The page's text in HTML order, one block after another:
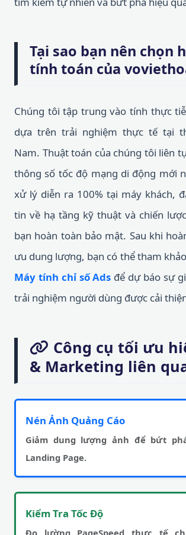
Tại sao bạn nên chọn
tính toán của
Chúng tôi tập trung vào tính thực
dựa trên trải nghiệm thực tế tại
Nam. Thuật toán của chúng tôi liên
thông số tốc độ mạng di động mới
xử lý diễn ra 100% tại máy khách,
tin về hạ tầng kỹ thuật và chiến
bạn hoàn toàn bảo mật. Sau khi
ưu dung lượng, bạn có thể tham
Máy tính chỉ số Ads để dự báo sự
trải nghiệm người dùng được cải
Công cụ tối ưu
& Marketing liên
Nén Ảnh Quảng Cáo
Giảm dung lượng ảnh để bứt
Landing Page.
Kiểm Tra Tốc Độ
Đo lường PageSpeed thực tế